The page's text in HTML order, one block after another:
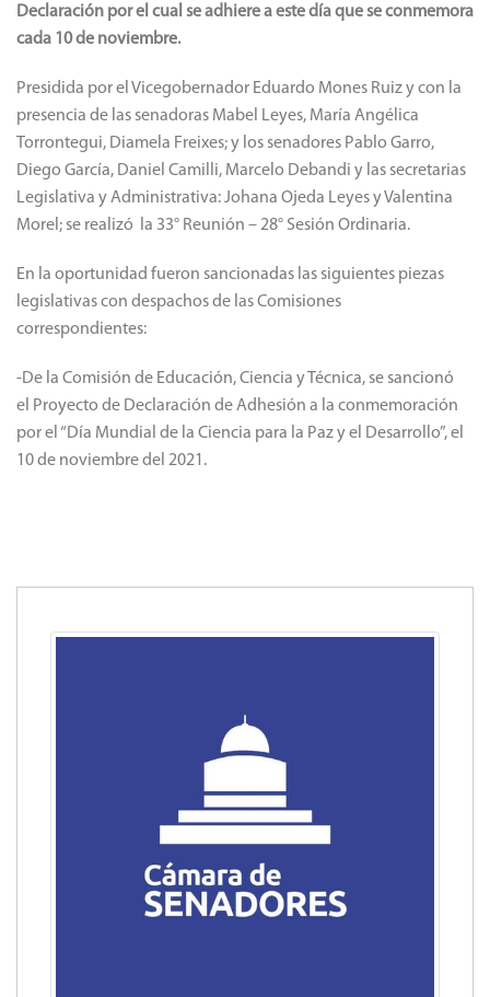
Declaración por el cual se adhiere a este día que se conmemora
cada 10 de noviembre.
Presidida por el Vicegobernador Eduardo Mones Ruiz y con la
presencia de las senadoras Mabel Leyes, María Angélica
Torrontegui, Diamela Freixes; y los senadores Pablo Garro,
Diego García, Daniel Camilli, Marcelo Debandi y las secretarias
Legislativa y Administrativa: Johana Ojeda Leyes y Valentina
Morel; se realizó la 33° Reunión – 28° Sesión Ordinaria.
En la oportunidad fueron sancionadas las siguientes piezas
legislativas con despachos de las Comisiones
correspondientes:
-De la Comisión de Educación, Ciencia y Técnica, se sancionó
el Proyecto de Declaración de Adhesión a la conmemoración
por el “Día Mundial de la Ciencia para la Paz y el Desarrollo”, el
10 de noviembre del 2021.